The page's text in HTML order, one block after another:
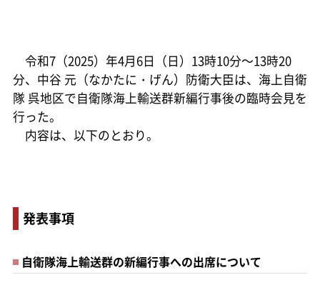
令和7（2025）年4月6日（日）13時10分～13時20
分、中谷 元（なかたに・げん）防衛大臣は、海上自衛
隊 呉地区で自衛隊海上輸送群新編行事後の臨時会見を
行った。
内容は、以下のとおり。
発表事項
自衛隊海上輸送群の新編行事への出席について